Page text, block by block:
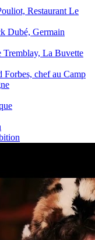
Restaurant Le
Dubé, Germain
Tremblay, La Buvette
chef au Camp